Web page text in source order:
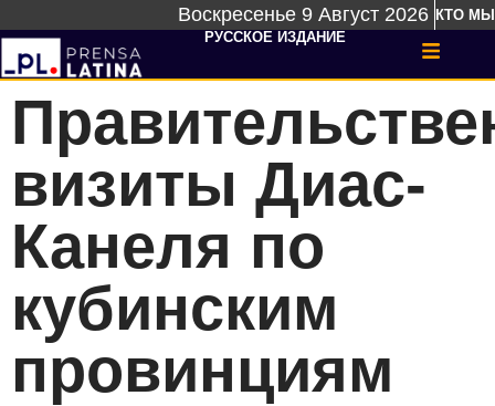
Воскресенье 9 Август 2026 КТО МЫ
РУССКОЕ ИЗДАНИЕ
визиты Диас-
Канеля по
кубинским
провинциям